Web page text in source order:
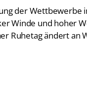
der Wettbewerbe
Winde und hoher
Ruhetag ändert an